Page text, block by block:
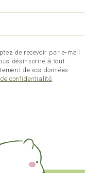
de recevoir par e-mail
désinscrire à tout
de vos données
confidentialité.